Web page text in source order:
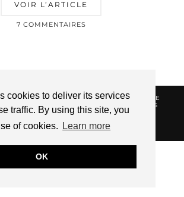
cookies to deliver its services
traffic. By using this site, you
of cookies.
Learn more
OK
VOIR L’ARTICLE
7 COMMENTAIRES
CONTACT
POLITIQUE DE
VUE DANS LA PRESSE
LIENS
AFFILIES
DESIGN BYpipdig